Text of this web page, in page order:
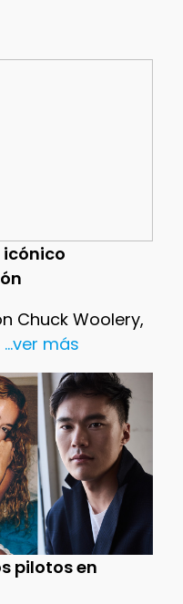
icónico
Chuck Woolery,
...ver más
pilotos en